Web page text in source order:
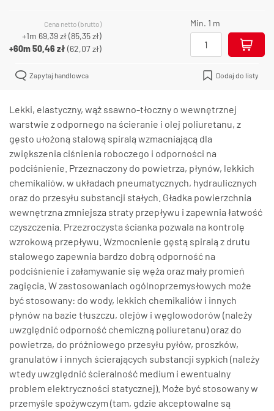
Cena netto (brutto)
+1m 69,39 zł(85,35 zł)
+60m50,46 zł(62,07 zł)
Min. 1 m
Zapytaj handlowca Dodaj do listy
Lekki, elastyczny, wąż ssawno-tłoczny o wewnętrznej
warstwie z odpornego na ścieranie i olej poliuretanu, z
gęsto ułożoną stalową spiralą wzmacniającą dla
zwiększenia ciśnienia roboczego i odporności na
podciśnienie. Przeznaczony do powietrza, płynów, lekkich
chemikaliów, w układach pneumatycznych, hydraulicznych
oraz do przesyłu substancji stałych. Gładka powierzchnia
wewnętrzna zmniejsza straty przepływu i zapewnia łatwość
czyszczenia. Przezroczysta ścianka pozwala na kontrolę
wzrokową przepływu. Wzmocnienie gęstą spiralą z drutu
stalowego zapewnia bardzo dobrą odporność na
podciśnienie i załamywanie się węża oraz mały promień
zagięcia. W zastosowaniach ogólnoprzemysłowych może
być stosowany: do wody, lekkich chemikaliów i innych
płynów na bazie tłuszczu, olejów i węglowodorów (należy
uwzględnić odporność chemiczną poliuretanu) oraz do
powietrza, do próżniowego przesyłu pyłów, proszków,
granulatów i innych ścierających substancji sypkich (należy
wtedy uwzględnić ścieralność medium i ewentualny
problem elektryczności statycznej). Może być stosowany w
przemyśle spożywczym (tam, gdzie akceptowalne są